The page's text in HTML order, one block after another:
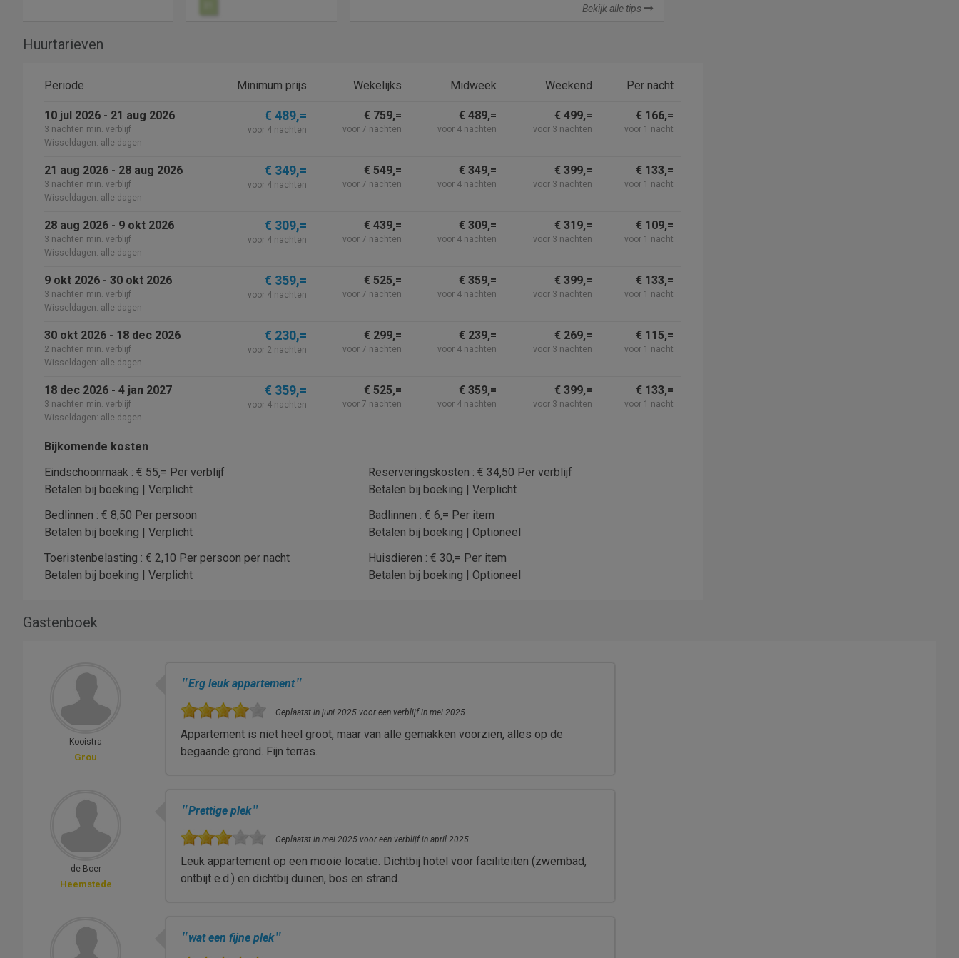
Bekijk alle tips
Huurtarieven
Periode Minimum prijs Wekelijks Midweek Weekend Per nacht
10 jul 2026 - 21 aug 2026
3 nachten min. verblijf
Wisseldagen: alle dagen
€ 489,=
voor 4 nachten
€ 759,=
voor 7 nachten
€ 489,=
voor 4 nachten
€ 499,=
voor 3 nachten
€ 166,=
voor 1 nacht
21 aug 2026 - 28 aug 2026
3 nachten min. verblijf
Wisseldagen: alle dagen
€ 349,=
voor 4 nachten
€ 549,=
voor 7 nachten
€ 349,=
voor 4 nachten
€ 399,=
voor 3 nachten
€ 133,=
voor 1 nacht
28 aug 2026 - 9 okt 2026
3 nachten min. verblijf
Wisseldagen: alle dagen
€ 309,=
voor 4 nachten
€ 439,=
voor 7 nachten
€ 309,=
voor 4 nachten
€ 319,=
voor 3 nachten
€ 109,=
voor 1 nacht
9 okt 2026 - 30 okt 2026
3 nachten min. verblijf
Wisseldagen: alle dagen
€ 359,=
voor 4 nachten
€ 525,=
voor 7 nachten
€ 359,=
voor 4 nachten
€ 399,=
voor 3 nachten
€ 133,=
voor 1 nacht
30 okt 2026 - 18 dec 2026
2 nachten min. verblijf
Wisseldagen: alle dagen
€ 230,=
voor 2 nachten
€ 299,=
voor 7 nachten
€ 239,=
voor 4 nachten
€ 269,=
voor 3 nachten
€ 115,=
voor 1 nacht
18 dec 2026 - 4 jan 2027
3 nachten min. verblijf
Wisseldagen: alle dagen
€ 359,=
voor 4 nachten
€ 525,=
voor 7 nachten
€ 359,=
voor 4 nachten
€ 399,=
voor 3 nachten
€ 133,=
voor 1 nacht
Bijkomende kosten
Eindschoonmaak : € 55,= Per verblijf
Betalen bij boeking | Verplicht
Bedlinnen : € 8,50 Per persoon
Betalen bij boeking | Verplicht
Toeristenbelasting : € 2,10 Per persoon per nacht
Betalen bij boeking | Verplicht
Reserveringskosten : € 34,50 Per verblijf
Betalen bij boeking | Verplicht
Badlinnen : € 6,= Per item
Betalen bij boeking | Optioneel
Huisdieren : € 30,= Per item
Betalen bij boeking | Optioneel
Gastenboek
Kooistra
Grou
"Erg leuk appartement"
Geplaatst in juni 2025 voor een verblijf in mei 2025
Appartement is niet heel groot, maar van alle gemakken voorzien, alles op de
begaande grond. Fijn terras.
de Boer
Heemstede
"Prettige plek"
Geplaatst in mei 2025 voor een verblijf in april 2025
Leuk appartement op een mooie locatie. Dichtbij hotel voor faciliteiten (zwembad,
ontbijt e.d.) en dichtbij duinen, bos en strand.
"wat een fijne plek"